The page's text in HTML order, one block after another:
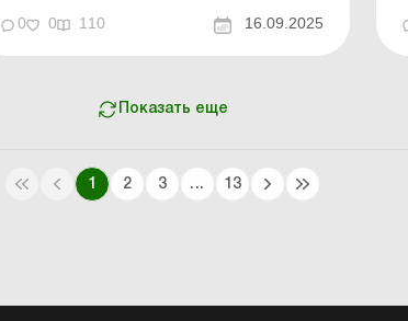
а также актуальные вопросы по зарплатам
0 0 110 16.09.2025
Показать еще
1 2 3 ... 13